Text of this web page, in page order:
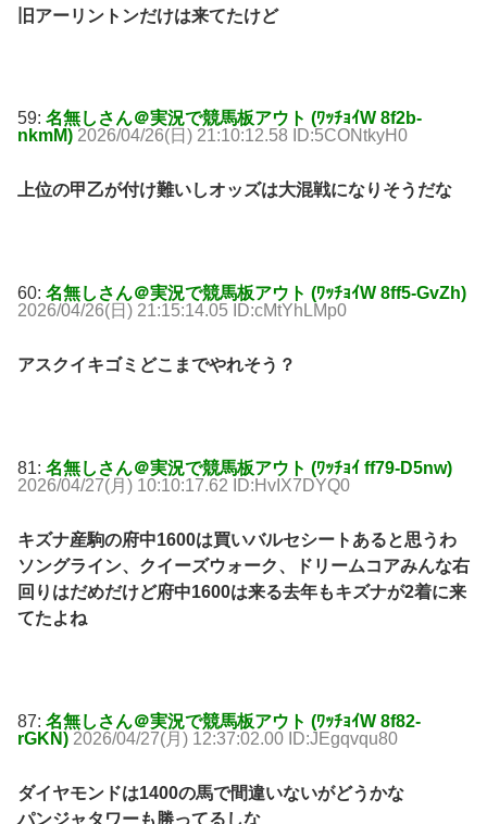
旧アーリントンだけは来てたけど
59: 名無しさん＠実況で競馬板アウト (ﾜｯﾁｮｲW 8f2b-
nkmM) 2026/04/26(日) 21:10:12.58 ID:5CONtkyH0
上位の甲乙が付け難いしオッズは大混戦になりそうだな
60: 名無しさん＠実況で競馬板アウト (ﾜｯﾁｮｲW 8ff5-GvZh)
2026/04/26(日) 21:15:14.05 ID:cMtYhLMp0
アスクイキゴミどこまでやれそう？
81: 名無しさん＠実況で競馬板アウト (ﾜｯﾁｮｲ ff79-D5nw)
2026/04/27(月) 10:10:17.62 ID:HvIX7DYQ0
キズナ産駒の府中1600は買いバルセシートあると思うわ
ソングライン、クイーズウォーク、ドリームコアみんな右
回りはだめだけど府中1600は来る去年もキズナが2着に来
てたよね
87: 名無しさん＠実況で競馬板アウト (ﾜｯﾁｮｲW 8f82-
rGKN) 2026/04/27(月) 12:37:02.00 ID:JEgqvqu80
ダイヤモンドは1400の馬で間違いないがどうかな
パンジャタワーも勝ってるしな